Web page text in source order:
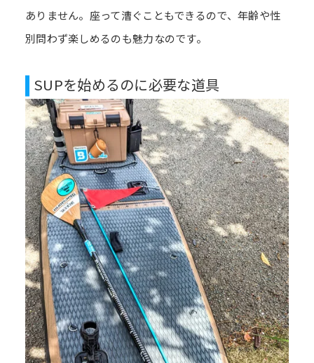
ありません。座って漕ぐこともできるので、年齢や性
別問わず楽しめるのも魅力なのです。
SUPを始めるのに必要な道具